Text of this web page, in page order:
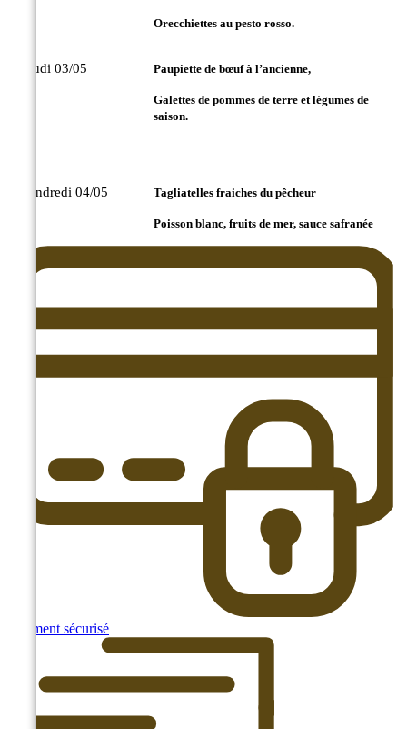
Orecchiettes au pesto rosso.
Jeudi 03/05 Paupiette de bœuf à l’ancienne,
Galettes de pommes de terre et légumes de
saison.
Vendredi 04/05 Tagliatelles fraiches du pêcheur
Poisson blanc, fruits de mer, sauce safranée
Paiement sécurisé